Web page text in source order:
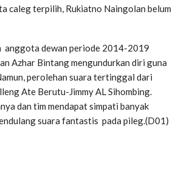
caleg terpilih, Rukiatno Naingolan belum
anggota dewan periode 2014-2019
Azhar Bintang mengundurkan diri guna
perolehan suara tertinggal dari
Ate Berutu-Jimmy AL Sihombing.
dan tim mendapat simpati banyak
suara fantastis pada pileg.(D01)